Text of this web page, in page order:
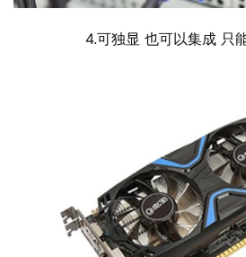
4.可独显 也可以集成 只